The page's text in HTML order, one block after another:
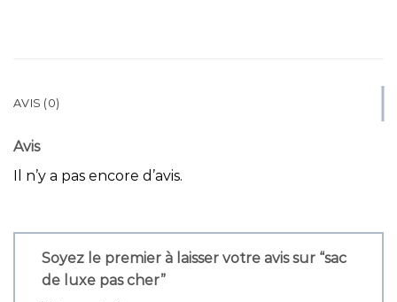
AVIS (0)
Avis
Il n’y a pas encore d’avis.
Soyez le premier à laisser votre avis sur “sac
de luxe pas cher”